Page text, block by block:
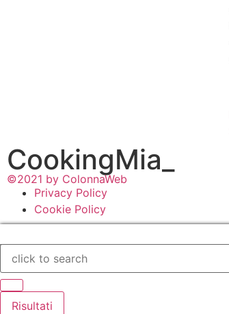
CookingMia_
©2021 by ColonnaWeb
Privacy Policy
Cookie Policy
Risultati